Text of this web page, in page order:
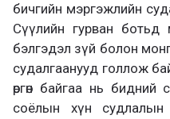
бичгийн мэргэжлийн
Сүүлийн гурван ботьд
бэлгэдэл зүй болон
судалгаанууд голлож
өргөн байгаа нь
соёлын хүн